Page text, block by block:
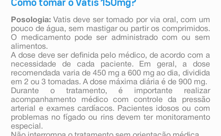
Como tomar o Vatis 150mg?
Posologia: Vatis deve ser tomado por via oral, com um
pouco de água, sem mastigar ou partir os comprimidos.
O medicamento pode ser administrado com ou sem
alimentos.
A dose deve ser definida pelo médico, de acordo com a
necessidade de cada paciente. Em geral, a dose
recomendada varia de 450 mg a 600 mg ao dia, dividida
em 2 ou 3 tomadas. A dose máxima diária é de 900 mg.
Durante o tratamento, é importante realizar
acompanhamento médico com controle da pressão
arterial e exames cardíacos. Pacientes idosos ou com
problemas no fígado ou rins devem ter monitoramento
especial.